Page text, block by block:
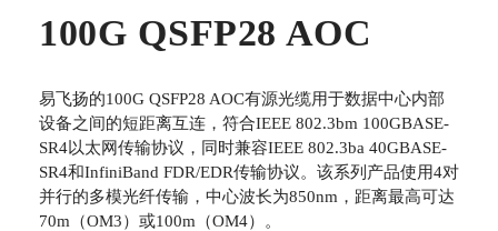
100G QSFP28 AOC
易飞扬的100G QSFP28 AOC有源光缆用于数据中心内部
设备之间的短距离互连，符合IEEE 802.3bm 100GBASE-
SR4以太网传输协议，同时兼容IEEE 802.3ba 40GBASE-
SR4和InfiniBand FDR/EDR传输协议。该系列产品使用4对
并行的多模光纤传输，中心波长为850nm，距离最高可达
70m（OM3）或100m（OM4）。